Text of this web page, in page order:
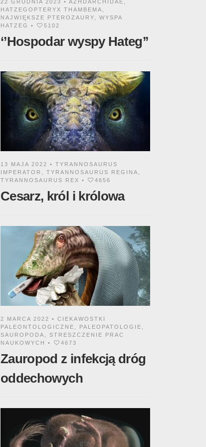
22 GRUDNIA 2023 • AZHDARCHIDAE
HATZEGOPTERYX THAMBEMA
NAJWIĘKSZE PTEROZAURY
WYSPA
HATZEG
• 5102
‘’Hospodar wyspy Hateg’’
13 MAJA 2022 • TYRANNOSAURUS
IMPERATOR
TYRANNOSAURUS REGINA
TYRANNOSAURUS REX • 4656
Cesarz, król i królowa
2 MARCA 2022 • CIEKAWOSTKI
PALEONTOLOGICZNE
PALEOPATOLOGIE
SAUROPODA
STRESZCZENIE PRAC
NAUKOWYCH
• 4673
Zauropod z infekcją dróg
oddechowych